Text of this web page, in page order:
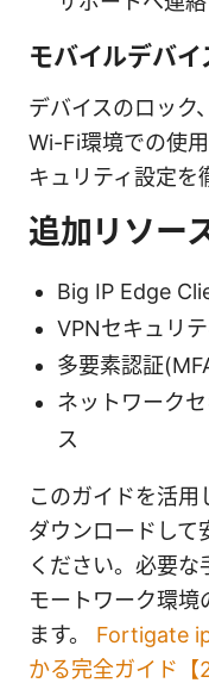
モバイルデバ
デバイスのロック
Wi-Fi環境での使
キュリティ設定を
追加リソー
Big IP Edge
VPNセキュリ
多要素認証
ネットワーク
ス
このガイドを活
ダウンロードして
ください。必要な
モートワーク環境
ます。 Fortigate
かる完全ガイド